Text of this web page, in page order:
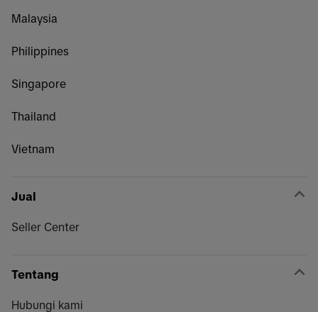
Malaysia
Philippines
Singapore
Thailand
Vietnam
Jual
Seller Center
Tentang
Hubungi kami